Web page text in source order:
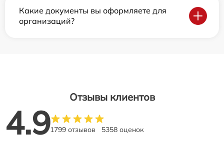
Какие документы вы оформляете для
организаций?
Отзывы клиентов
4.91799 отзывов 5358 оценок